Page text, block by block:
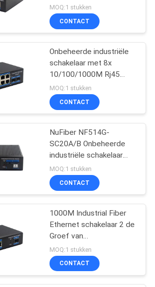
XFP
12
SFP-
10/100/1000Mbps RJ45
en LED-indicatoren
MOQ:1 stukken
CONTACT
Onbeheerde industriële
schakelaar met 8x
10/100/1000M Rj45
2x1000M SFP-slot voor
het aansluiten van
computers Servers en
MOQ:1 stukken
CONTACT
NuFiber NF514G-
SC20A/B Onbeheerde
industriële schakelaar
met 4 poorten
10/100/1000M RJ45 1
poort 1000Mbps SC-
MOQ:1 stukken
CONTACT
1000M Industrial Fiber
Ethernet schakelaar 2 de
Groef van
Rj45+1x1000M SFP met
DIN-Spoor muur zet op
MOQ:1 stukken
CONTACT